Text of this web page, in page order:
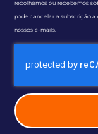
recolhemos ou recebemos
pode cancelar a subscrição
nossos e-mails.